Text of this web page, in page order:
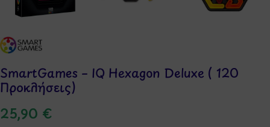
SmartGames – IQ Hexagon Deluxe ( 120
Προκλήσεις)
25,90 €